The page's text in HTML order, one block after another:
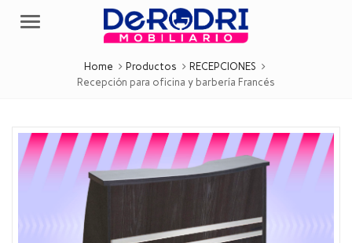
Menu
Home Productos
RECEPCIONES
Recepción para oficina y barbería Francés